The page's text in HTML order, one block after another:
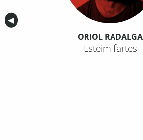
Anterior
◀︎
ORIOL RADALGA
Esteim fartes